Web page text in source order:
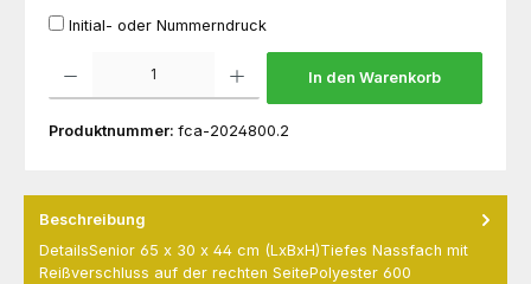
Initial- oder Nummerndruck
In den Warenkorb
Produktnummer: fca-2024800.2
Beschreibung
DetailsSenior 65 x 30 x 44 cm (LxBxH)Tiefes Nassfach mit
Reißverschluss auf der rechten SeitePolyester 600